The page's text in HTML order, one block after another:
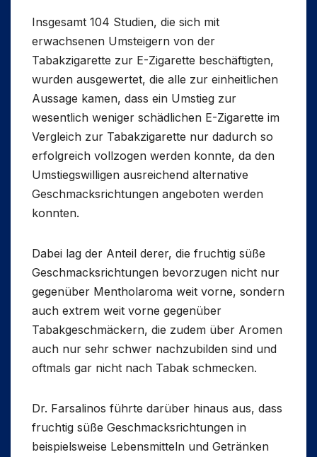
Insgesamt 104 Studien, die sich mit
erwachsenen Umsteigern von der
Tabakzigarette zur E-Zigarette beschäftigten,
wurden ausgewertet, die alle zur einheitlichen
Aussage kamen, dass ein Umstieg zur
wesentlich weniger schädlichen E-Zigarette im
Vergleich zur Tabakzigarette nur dadurch so
erfolgreich vollzogen werden konnte, da den
Umstiegswilligen ausreichend alternative
Geschmacksrichtungen angeboten werden
konnten.
Dabei lag der Anteil derer, die fruchtig süße
Geschmacksrichtungen bevorzugen nicht nur
gegenüber Mentholaroma weit vorne, sondern
auch extrem weit vorne gegenüber
Tabakgeschmäckern, die zudem über Aromen
auch nur sehr schwer nachzubilden sind und
oftmals gar nicht nach Tabak schmecken.
Dr. Farsalinos führte darüber hinaus aus, dass
fruchtig süße Geschmacksrichtungen in
beispielsweise Lebensmitteln und Getränken